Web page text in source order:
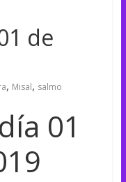
de
, Misal, salmo
01